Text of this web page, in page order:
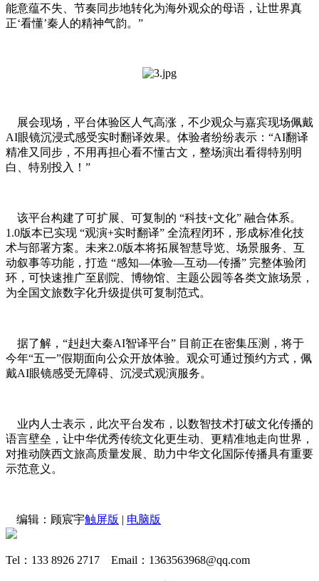
能意蕴不失、节奏同步地转化为海外观众的母语，让世界真
正‘看懂’秦人的精神气韵。”
展会现场，平台体验区人气高涨，不少观众与嘉宾现场佩戴
AI眼镜沉浸式感受实时翻译效果。体验者纷纷表示：“AI翻译
精准又同步，不用再担心看不懂古文，整场演出看得特别明
白、特别投入！”
该平台构建了可扩展、可复制的 “科技+文化” 融合体系。
1.0版本已实现 “观演+实时翻译” 全流程闭环，形成标准化技
术与部署方案。未来2.0版本将拓展智慧导览、场景服务、互
动叙事等功能，打造 “感知—体验—互动—传播” 完整体验闭
环，可快速推广至剧院、博物馆、主题公园等各类文旅场景，
为全国文旅数字化升级提供可复制范式。
据了解，“赳赳大秦AI智译平台” 目前正在密集压测，将于
今年“五一”假期面向公众开放体验。观众可通过预约方式，佩
戴AI眼镜感受无障碍、沉浸式观演服务。
业内人士表示，此次平台发布，以数智技术打破文化传播的
语言壁垒，让中华优秀传统文化更生动、更精准地走向世界，
对推动陕西文旅高质量发展、助力中华文化国际传播具有重要
示范意义。
编辑：顾宸宇触屏版 | 电脑版
Tel：133 8926 2717 Email：1363563968@qq.com